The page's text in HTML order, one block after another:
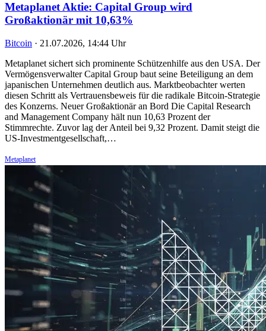
Metaplanet Aktie: Capital Group wird
Großaktionär mit 10,63%
Bitcoin · 21.07.2026, 14:44 Uhr
Metaplanet sichert sich prominente Schützenhilfe aus den USA. Der
Vermögensverwalter Capital Group baut seine Beteiligung an dem
japanischen Unternehmen deutlich aus. Marktbeobachter werten
diesen Schritt als Vertrauensbeweis für die radikale Bitcoin-Strategie
des Konzerns. Neuer Großaktionär an Bord Die Capital Research
and Management Company hält nun 10,63 Prozent der
Stimmrechte. Zuvor lag der Anteil bei 9,32 Prozent. Damit steigt die
US-Investmentgesellschaft,…
Metaplanet